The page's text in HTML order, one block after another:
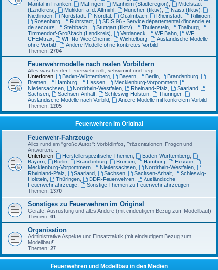
Maintal in Franken
Maffingen, Manheim (Städteregion)
Mittelstadt
(Landkreis)
Mühldorf a. d. Altmühl, München (fiktiv) Naisa (fiktiv)
Niedlingen
Nordstadt, Nordtal, Qualmbach, Rheinstadt Rillingen
Rosenburg, Ruhrstadt,
SDIS 96 - Service départemental d'incendie et
de secours
Steinbach, Stuttgart (fiktiv) Thulenstein, Thalburg
Timmendorf-Großbach (Landkreis)
Verdaneck WF Bahn,
WF
CHEMtrax
WF No-Wee Chemie, Wichtelburg,
Ausländische Modelle
ohne Vorbild
Andere Modelle ohne konkretes Vorbild
Themen: 2704
Feuerwehrmodelle nach realen Vorbildern
Alles was bei der Feuerwehr rollt, schwimmt und fliegt
Unterforen:
Baden-Württemberg, Bayern, Berlin, Brandenburg
Bremen
Hamburg, Hessen, Mecklenburg-Vorpommern,
Niedersachsen
Nordrhein-Westfalen, Rheinland-Pfalz Saarland,
Sachsen
Sachsen-Anhalt, Schleswig-Holstein, Thüringen,
Ausländische Modelle nach Vorbild
Andere Modelle mit konkretem Vorbild
Themen: 1205
Feuerwehren im Original
Feuerwehr-Fahrzeuge
Alles rund um "große Autos": Vorbildinfos, Präsentationen, Fragen und
Antworten....
Unterforen:
Herstellerspezifische Themen, Baden-Württemberg,
Bayern
Berlin, Brandenburg, Bremen, Hamburg Hessen
Mecklenburg-Vorpommern
Niedersachsen, Nordrhein-Westfalen,
Rheinland-Pfalz
Saarland, Sachsen, Sachsen-Anhalt,
Schleswig-
Holstein
Thüringen, DDR-Feuerwehren,
Ausländische
Feuerwehrfahrzeuge
Sonstige Themen zu Feuerwehrfahrzeugen
Themen: 1370
Sonstiges zu Feuerwehren im Original
Geräte, Ausrüstung und alles Andere (mit eindeutigem Bezug zum Modellbau!)
Themen: 61
Organisation
Administrative Aspekte und Einsatztaktik (mit eindeutigem Bezug zum
Modellbau!)
Themen: 27
Feuerwehren und Modellbau in den Medien